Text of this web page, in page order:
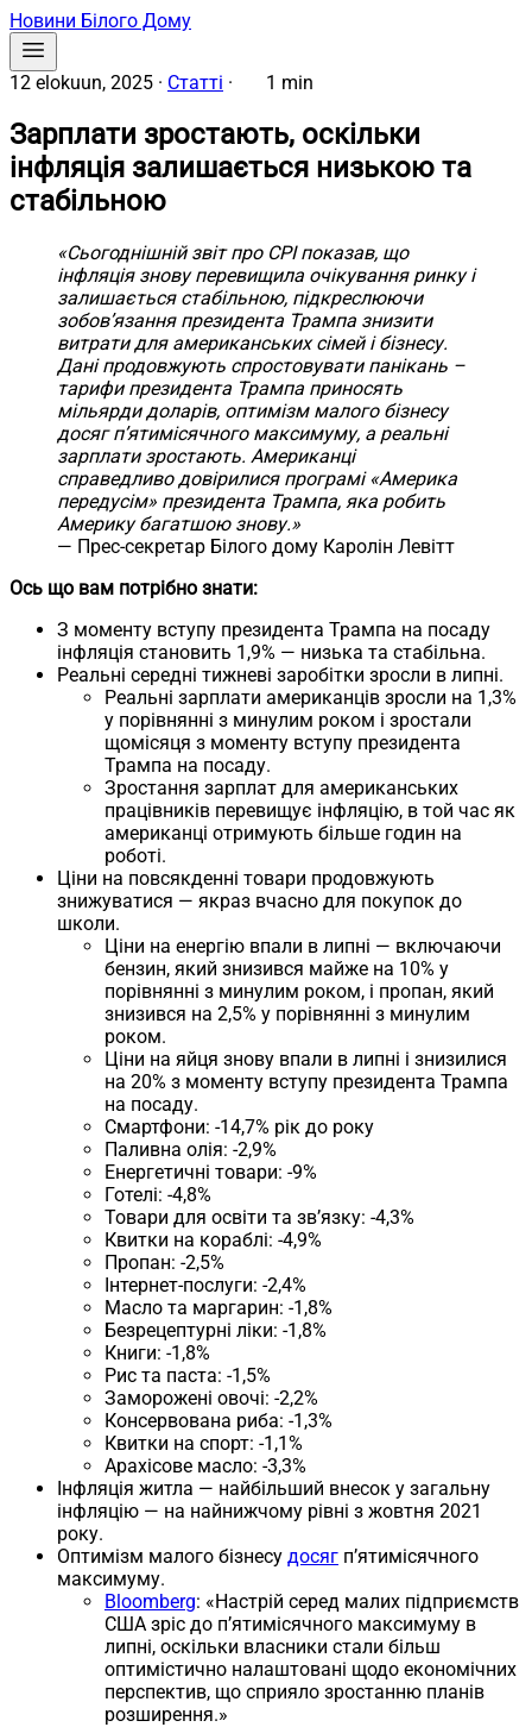
Новини Білого Дому
12 elokuun, 2025 · Статті · 1 min
Зарплати зростають, оскільки
інфляція залишається низькою та
стабільною
«Сьогоднішній звіт про CPI показав, що
інфляція знову перевищила очікування ринку і
залишається стабільною, підкреслюючи
зобов’язання президента Трампа знизити
витрати для американських сімей і бізнесу.
Дані продовжують спростовувати панікань –
тарифи президента Трампа приносять
мільярди доларів, оптимізм малого бізнесу
досяг п’ятимісячного максимуму, а реальні
зарплати зростають. Американці
справедливо довірилися програмі «Америка
передусім» президента Трампа, яка робить
Америку багатшою знову.»
— Прес-секретар Білого дому Каролін Левітт
Ось що вам потрібно знати:
З моменту вступу президента Трампа на посаду
інфляція становить 1,9% — низька та стабільна.
Реальні середні тижневі заробітки зросли в липні.
Реальні зарплати американців зросли на 1,3%
у порівнянні з минулим роком і зростали
щомісяця з моменту вступу президента
Трампа на посаду.
Зростання зарплат для американських
працівників перевищує інфляцію, в той час як
американці отримують більше годин на
роботі.
Ціни на повсякденні товари продовжують
знижуватися — якраз вчасно для покупок до
школи.
Ціни на енергію впали в липні — включаючи
бензин, який знизився майже на 10% у
порівнянні з минулим роком, і пропан, який
знизився на 2,5% у порівнянні з минулим
роком.
Ціни на яйця знову впали в липні і знизилися
на 20% з моменту вступу президента Трампа
на посаду.
Смартфони: -14,7% рік до року
Паливна олія: -2,9%
Енергетичні товари: -9%
Готелі: -4,8%
Товари для освіти та зв’язку: -4,3%
Квитки на кораблі: -4,9%
Пропан: -2,5%
Інтернет-послуги: -2,4%
Масло та маргарин: -1,8%
Безрецептурні ліки: -1,8%
Книги: -1,8%
Рис та паста: -1,5%
Заморожені овочі: -2,2%
Консервована риба: -1,3%
Квитки на спорт: -1,1%
Арахісове масло: -3,3%
Інфляція житла — найбільший внесок у загальну
інфляцію — на найнижчому рівні з жовтня 2021
року.
Оптимізм малого бізнесу досяг п’ятимісячного
максимуму.
Bloomberg: «Настрій серед малих підприємств
США зріс до п’ятимісячного максимуму в
липні, оскільки власники стали більш
оптимістично налаштовані щодо економічних
перспектив, що сприяло зростанню планів
розширення.»